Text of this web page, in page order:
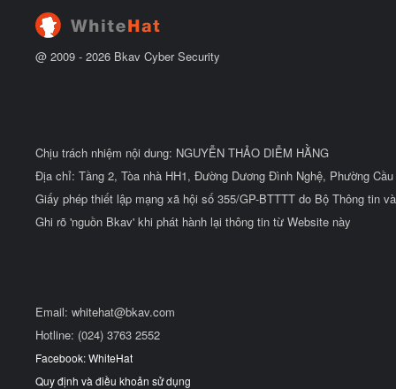
@ 2009 - 2026 Bkav Cyber Security
Chịu trách nhiệm nội dung: NGUYỄN THẢO DIỄM HẰNG
Địa chỉ: Tầng 2, Tòa nhà HH1, Đường Dương Đình Nghệ, Phường
Giấy phép thiết lập mạng xã hội số 355/GP-BTTTT do Bộ Thông tin
Ghi rõ 'nguồn Bkav' khi phát hành lại thông tin từ Website này
Email: whitehat@bkav.com
Hotline: (024) 3763 2552
Facebook: WhiteHat
Quy định và điều khoản sử dụng